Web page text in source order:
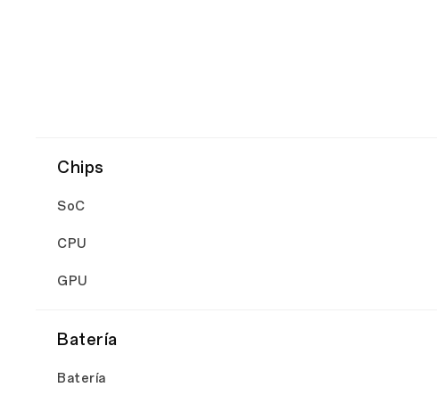
Chips
SoC
CPU
GPU
Batería
Batería